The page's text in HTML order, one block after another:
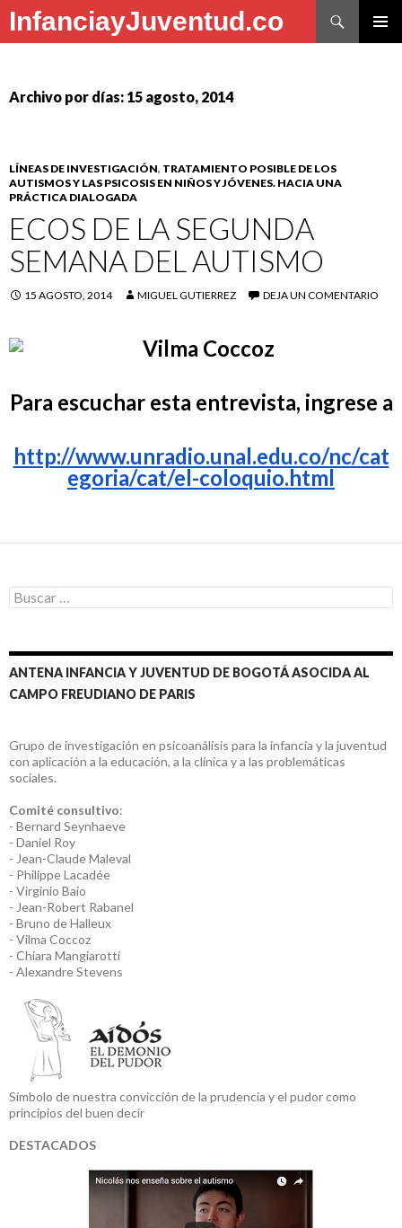
InfanciayJuventud.co
Buscar
Archivo por días: 15 agosto, 2014
LÍNEAS DE INVESTIGACIÓN, TRATAMIENTO POSIBLE DE LOS
AUTISMOS Y LAS PSICOSIS EN NIÑOS Y JÓVENES. HACIA UNA
PRÁCTICA DIALOGADA
ECOS DE LA SEGUNDA
SEMANA DEL AUTISMO
15 AGOSTO, 2014 MIGUEL GUTIERREZ DEJA UN COMENTARIO
Para escuchar esta entrevista, ingrese a
http://www.unradio.unal.edu.co/nc/cat
egoria/cat/el-coloquio.html
Buscar:
ANTENA INFANCIA Y JUVENTUD DE BOGOTÁ ASOCIDA AL
CAMPO FREUDIANO DE PARIS
Grupo de investigación en psicoanálisis para la infancia y la juventud
con aplicación a la educación, a la clínica y a las problemáticas
sociales.
Comité consultivo:
- Bernard Seynhaeve
- Daniel Roy
- Jean-Claude Maleval
- Philippe Lacadée
- Virginio Baio
- Jean-Robert Rabanel
- Bruno de Halleux
- Vilma Coccoz
- Chiara Mangiarotti
- Alexandre Stevens
Símbolo de nuestra convicción de la prudencia y el pudor como
principios del buen decir
DESTACADOS